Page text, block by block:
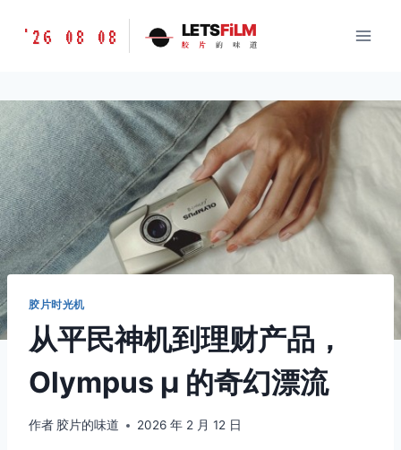
胶
味
道
LETSFILM
'26 08 08 LETSFiLM
胶 片 的 味 道
胶片时光机
从平民神机到理财产品，
Olympus μ 的奇幻漂流
作者 胶片的味道 2026 年 2 月 12 日